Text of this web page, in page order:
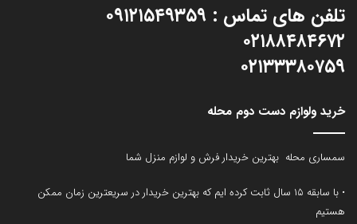
تلفن های تماس : ۰۹۱۲۱۵۴۹۳۵۹
۰۲۱۸۸۴۸۴۶۷۲
۰۲۱۳۳۳۸۰۷۵۹
خرید ولوازم دست دوم محله
سمساری محله بهترین خریدار فرش و لوازم منزل شما
• با سابقه ۱۵ سال ثابت کرده ایم که بهترین خریدار در سریعترین زمان ممکن
هستیم